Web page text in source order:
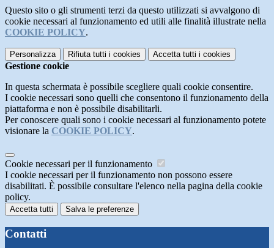
Questo sito o gli strumenti terzi da questo utilizzati si avvalgono di
cookie necessari al funzionamento ed utili alle finalità illustrate nella
COOKIE POLICY.
Personalizza Rifiuta tutti i cookies Accetta tutti i cookies
Gestione cookie
In questa schermata è possibile scegliere quali cookie consentire.
I cookie necessari sono quelli che consentono il funzionamento della
piattaforma e non è possibile disabilitarli.
Per conoscere quali sono i cookie necessari al funzionamento potete
visionare la COOKIE POLICY.
Cookie necessari per il funzionamento
I cookie necessari per il funzionamento non possono essere
disabilitati. È possibile consultare l'elenco nella pagina della cookie
policy.
Accetta tutti Salva le preferenze
Contatti